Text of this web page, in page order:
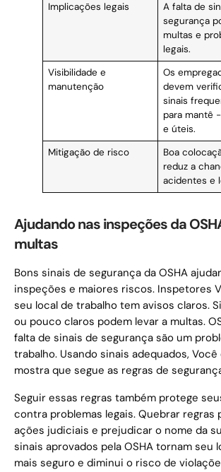
Implicações legais
A falta de
segurança
multas e
legais.
Visibilidade e
manutenção
Os
devem
sinais
para mantê
e úteis.
Mitigação de risco
Boa
reduz a
acidentes e
Ajudando nas inspeções da
multas
Bons sinais de segurança da OSHA
inspeções e maiores riscos. Inspetores
seu local de trabalho tem avisos claros.
ou pouco claros podem levar a multas.
falta de sinais de segurança são um
trabalho. Usando sinais adequados,
mostra que segue as regras de
Seguir essas regras também protege
contra problemas legais. Quebrar regras
ações judiciais e prejudicar o nome da
sinais aprovados pela OSHA tornam seu
mais seguro e diminui o risco de